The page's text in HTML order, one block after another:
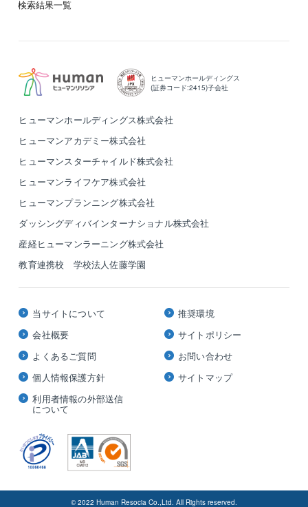
検索結果一覧
ヒューマンホールディングス
(証券コード:2415)子会社
ヒューマンホールディングス株式会社
ヒューマンアカデミー株式会社
ヒューマンスターチャイルド株式会社
ヒューマンライフケア株式会社
ヒューマンプランニング株式会社
ダッシングディバインターナショナル株式会社
産経ヒューマンラーニング株式会社
教育連携校 学校法人佐藤学園
当サイトについて
会社概要
よくあるご質問
個人情報保護方針
利用者情報の外部送信
について
推奨環境
サイトポリシー
お問い合わせ
サイトマップ
© 2022 Human Resocia Co.,Ltd. All Rights reserved.